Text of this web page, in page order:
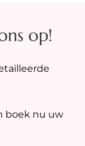
op!
boek nu uw